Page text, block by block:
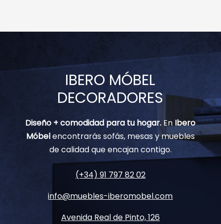
IBERO MÓBEL
DECORADORES
Diseño + comodidad para tu hogar. EnIbero
Móbelencontrarás sofás, mesas y muebles
de calidad que encajan contigo.
(+34) 91 797 82 02
info@muebles-iberomobel.com
Avenida Real de Pinto, 126